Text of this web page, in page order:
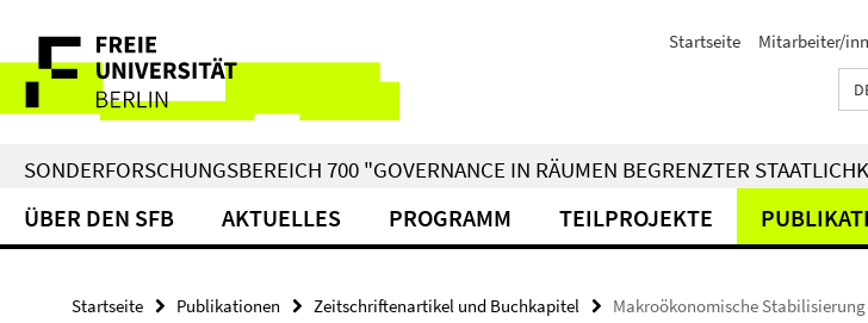
direkt
Inhalt
Service-
Navigation
Startseite Mitarbeiter/
SONDERFORSCHUNGSBEREICH 700 "GOVERNANCE IN RÄUMEN BEGRENZTER
ÜBER DEN SFB AKTUELLES PROGRAMM TEILPROJEKTE
Startseite Publikationen Zeitschriftenartikel und Buchkapitel
Makroökonomische